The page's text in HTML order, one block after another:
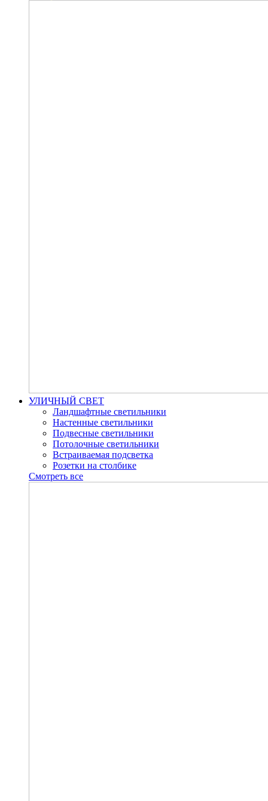
УЛИЧНЫЙ СВЕТ
Ландшафтные светильники
Настенные светильники
Подвесные светильники
Потолочные светильники
Встраиваемая подсветка
Розетки на столбике
Смотреть все